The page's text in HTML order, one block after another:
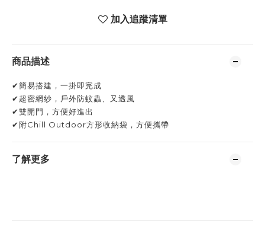
加入追蹤清單
商品描述
✔簡易搭建，一掛即完成
✔超密網紗，戶外防蚊蟲、又透風
✔雙開門，方便好進出
✔附Chill Outdoor方形收納袋，方便攜帶
了解更多